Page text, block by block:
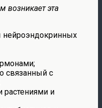
возникает эта
нейроэндокринных
связанный с
растениями и